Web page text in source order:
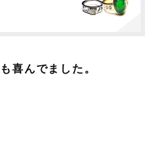
喜んでました。